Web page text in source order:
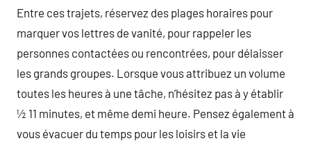
Entre ces trajets, réservez des plages horaires pour
marquer vos lettres de vanité, pour rappeler les
personnes contactées ou rencontrées, pour délaisser
les grands groupes. Lorsque vous attribuez un volume
toutes les heures à une tâche, n’hésitez pas à y établir
½ 11 minutes, et même demi heure. Pensez également à
vous évacuer du temps pour les loisirs et la vie